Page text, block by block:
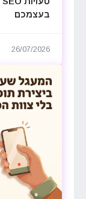
בעצמכם
26/07/2026